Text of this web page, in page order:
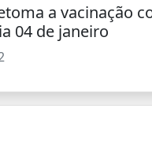
a vacinação
04 de janeiro